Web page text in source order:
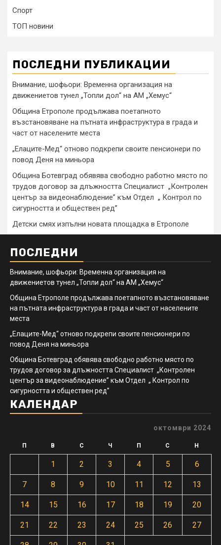
Спорт
ТОП новини
ПОСЛЕДНИ ПУБЛИКАЦИИ
Внимание, шофьори: Временна организация на
движениетов тунел „Топли дол“ на АМ „Хемус“
Община Етрополе продължава поетапното
възстановяване на пътната инфраструктура в града и
част от населените места
„Елаците-Мед“ отново подкрепи своите пенсионери по
повод Деня на миньора
Община Ботевград обявява свободно работно място по
трудов договор за длъжността Специалист „Контролен
център за видеонаблюдение” към Отдел „ Контрол по
сигурността и обществен ред”
Детски смях изпълни новата площадка в Етрополе
ПОСЛЕДНИ
Внимание, шофьори: Временна организация на
движениетов тунел „Топли дол“ на АМ „Хемус“
Община Етрополе продължава поетапното възстановяване
на пътната инфраструктура в града и част от населените
места
„Елаците-Мед“ отново подкрепи своите пенсионери по
повод Деня на миньора
Община Ботевград обявява свободно работно място по
трудов договор за длъжността Специалист „Контролен
център за видеонаблюдение” към Отдел „ Контрол по
сигурността и обществен ред”
КАЛЕНДАР
октомври 2024
П В С Ч П С Н
1 2 3 4 5 6
7 8 9 10 11 12 13
14 15 16 17 18 19 20
21 22 23 24 25 26 27